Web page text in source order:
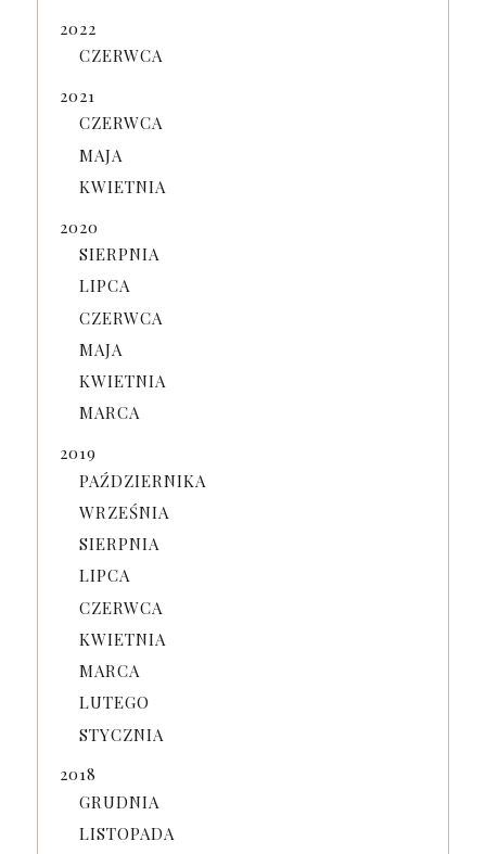
2022
CZERWCA
2021
CZERWCA
MAJA
KWIETNIA
2020
SIERPNIA
LIPCA
CZERWCA
MAJA
KWIETNIA
MARCA
2019
PAŹDZIERNIKA
WRZEŚNIA
SIERPNIA
LIPCA
CZERWCA
KWIETNIA
MARCA
LUTEGO
STYCZNIA
2018
GRUDNIA
LISTOPADA